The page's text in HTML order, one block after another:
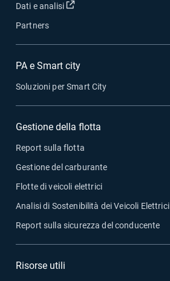
Dati e analisi Apri in una nuova finestra
Partners
PA e Smart city
Soluzioni per Smart City
Gestione della flotta
Report sulla flotta
Gestione del carburante
Flotte di veicoli elettrici
Analisi di Sostenibilità dei Veicoli Elettrici
Report sulla sicurezza del conducente
Risorse utili